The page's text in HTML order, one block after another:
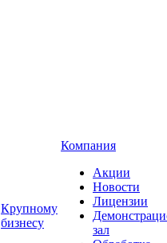
Крупному
бизнесу
Компания
Акции
Новости
Лицензии
зал